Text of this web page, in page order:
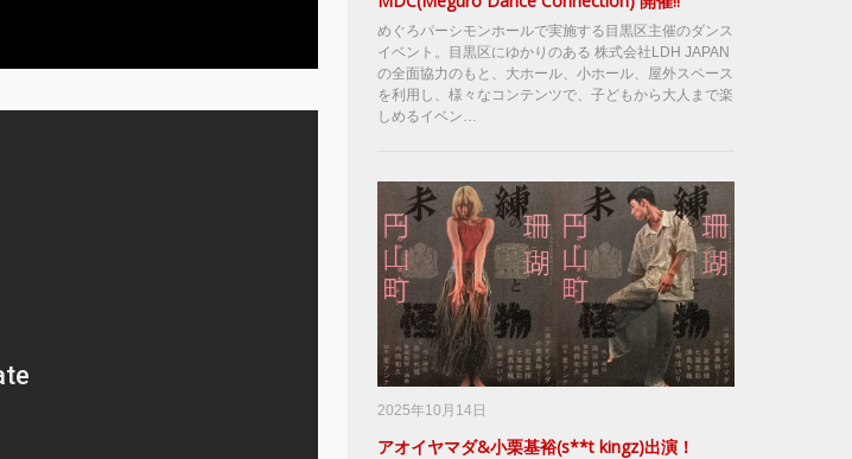
めぐろパーシモンホールで実施する目黒区主催のダンス
イベント。目黒区にゆかりのある 株式会社LDH JAPAN
の全面協力のもと、大ホール、小ホール、屋外スペース
を利用し、様々なコンテンツで、子どもから大人まで楽
しめるイベン…
2025年10月14日
アオイヤマダ&小栗基裕(s**t kingz)出演！